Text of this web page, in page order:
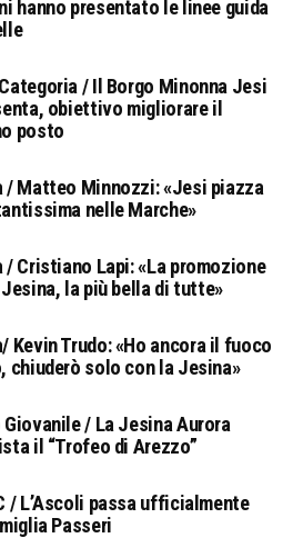
hanno presentato le linee guida
/ Il Borgo Minonna Jesi
obiettivo migliorare il
posto
/ Matteo Minnozzi: «Jesi piazza
nelle Marche»
/ Cristiano Lapi: «La promozione
la più bella di tutte»
Kevin Trudo: «Ho ancora il fuoco
chiuderò solo con la Jesina»
/ La Jesina Aurora
il “Trofeo di Arezzo”
/ L’Ascoli passa ufficialmente
Passeri